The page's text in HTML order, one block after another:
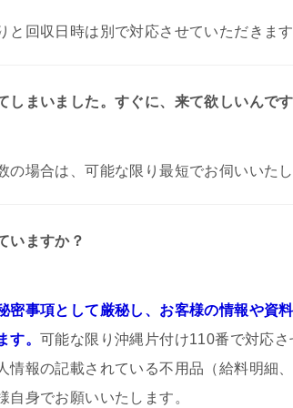
と回収日時は別で対応させていただきま
しまいました。すぐに、来て欲しいんで
の場合は、可能な限り最短でお伺いいたし
いますか？
密事項として厳秘し、お客様の情報や資
す。
可能な限り沖縄片付け110番で対応
情報の記載されている不用品（給料明細
自身でお願いいたします。